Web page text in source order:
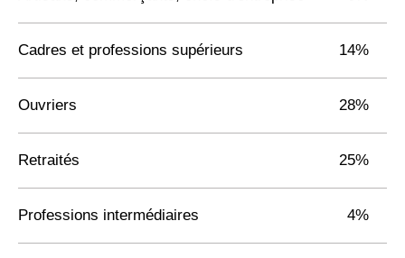
Cadres et professions supérieurs 14%
Ouvriers 28%
Retraités 25%
Professions intermédiaires 4%